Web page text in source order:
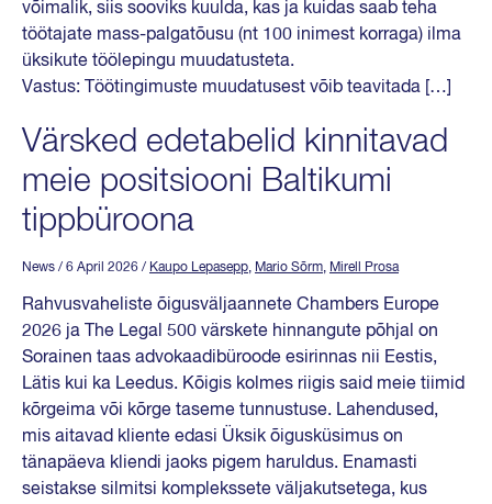
võimalik, siis sooviks kuulda, kas ja kuidas saab teha
töötajate mass-palgatõusu (nt 100 inimest korraga) ilma
üksikute töölepingu muudatusteta.
Vastus: Töötingimuste muudatusest võib teavitada […]
Värsked edetabelid kinnitavad
meie positsiooni Baltikumi
tippbüroona
News / 6 April 2026 / Kaupo Lepasepp, Mario Sõrm, Mirell Prosa
Rahvusvaheliste õigusväljaannete Chambers Europe
2026 ja The Legal 500 värskete hinnangute põhjal on
Sorainen taas advokaadibüroode esirinnas nii Eestis,
Lätis kui ka Leedus. Kõigis kolmes riigis said meie tiimid
kõrgeima või kõrge taseme tunnustuse. Lahendused,
mis aitavad kliente edasi Üksik õigusküsimus on
tänapäeva kliendi jaoks pigem haruldus. Enamasti
seistakse silmitsi komplekssete väljakutsetega, kus